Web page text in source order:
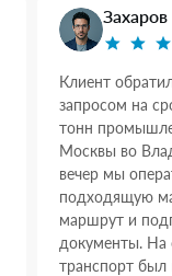
Клиент
запросом на
тонн
Москвы во
вечер мы
подходящую
маршрут и
документы. На
транспорт был